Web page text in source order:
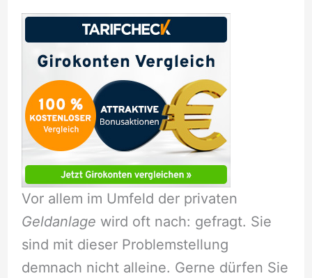
Vor allem im Umfeld der privaten
Geldanlage wird oft nach: gefragt. Sie
sind mit dieser Problemstellung
demnach nicht alleine. Gerne dürfen Sie